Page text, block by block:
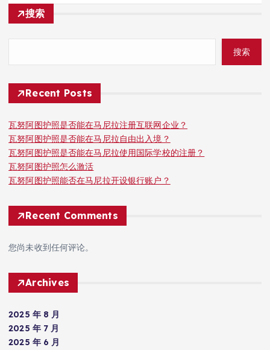
搜索
搜索
Recent Posts
瓦努阿图护照是否能在马尼拉注册互联网企业？
瓦努阿图护照是否能在马尼拉自由出入境？
瓦努阿图护照是否能在马尼拉使用国际学校的注册？
瓦努阿图护照怎么激活
瓦努阿图护照能否在马尼拉开设银行账户？
Recent Comments
您尚未收到任何评论。
Archives
2025 年 8 月
2025 年 7 月
2025 年 6 月